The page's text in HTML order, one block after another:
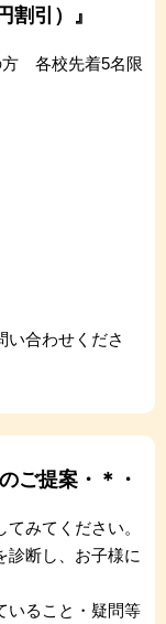
割引）』
各校先着5名限
合わせくださ
ご提案・＊・
みてください。
診断し、お子様に
いること・疑問等